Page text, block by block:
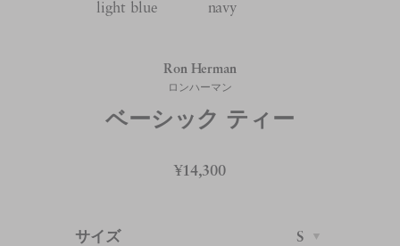
light blue navy
Ron Herman
ロンハーマン
ベーシック ティー
¥14,300
サイズ S